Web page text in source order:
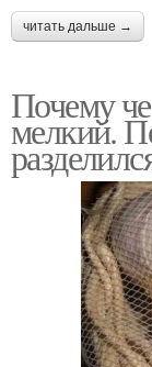
читать дальше →
Почему
мелкий.